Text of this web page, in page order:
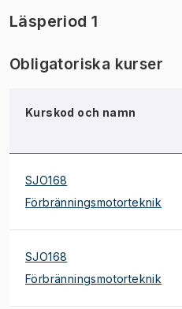
Läsperiod 1
Obligatoriska kurser
Kurskod och namn
SJO168
Förbränningsmotorteknik
SJO168
Förbränningsmotorteknik